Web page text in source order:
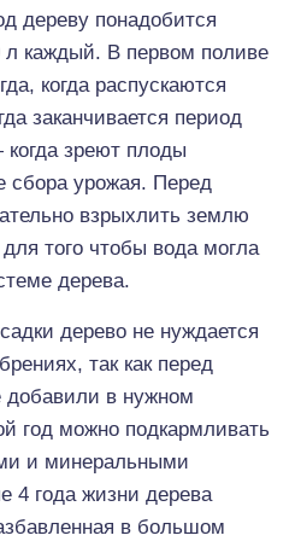
дереву понадобится
л каждый. В первом поливе
когда распускаются
заканчивается период
зреют плоды
сбора урожая. Перед
взрыхлить землю
того чтобы вода могла
дерева.
дерево не нуждается
так как перед
добавили в нужном
год можно подкармливать
и минеральными
4 года жизни дерева
в большом